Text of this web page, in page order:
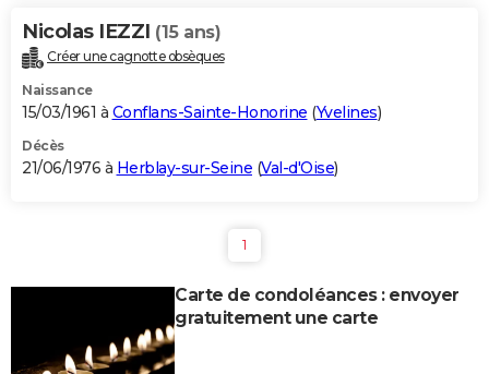
Nicolas IEZZI (15 ans)
Créer une cagnotte obsèques
Naissance
15/03/1961 à Conflans-Sainte-Honorine (Yvelines)
Décès
21/06/1976 à Herblay-sur-Seine (Val-d'Oise)
1
Carte de condoléances : envoyer
gratuitement une carte